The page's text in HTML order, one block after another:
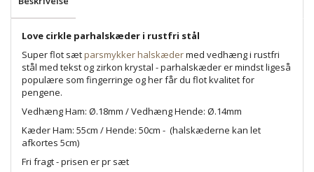
Love cirkle parhalskæder i rustfri stål
Super flot sætparsmykker halskædermed vedhæng i rustfri
stål med tekst og zirkon krystal - parhalskæder er mindst ligeså
populære som fingerringe og her får du flot kvalitet for
pengene.
Vedhæng Ham: Ø.18mm / Vedhæng Hende: Ø.14mm
Kæder Ham: 55cm / Hende: 50cm - (halskæderne kan let
afkortes 5cm)
Fri fragt - prisen er pr sæt